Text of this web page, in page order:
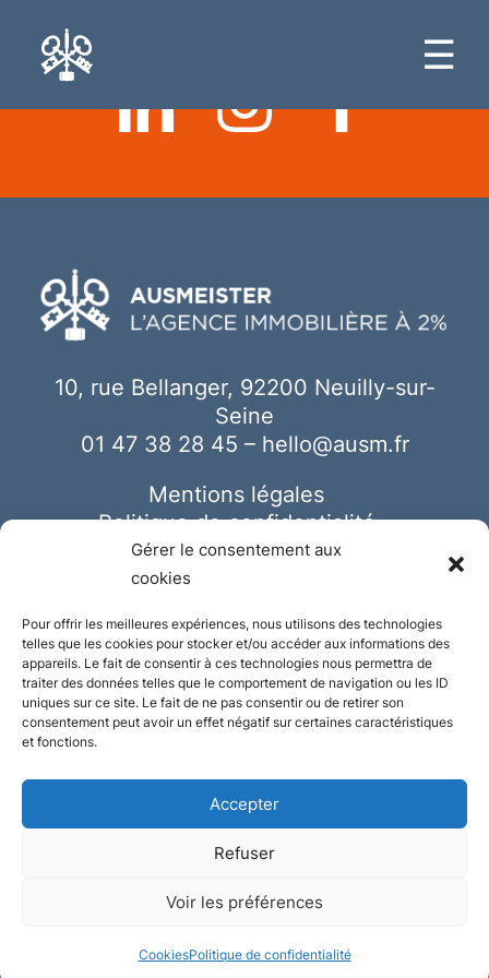
Gérer le consentement aux
cookies
Pour offrir les meilleures expériences, nous utilisons des technologies
telles que les cookies pour stocker et/ou accéder aux informations des
appareils. Le fait de consentir à ces technologies nous permettra de
traiter des données telles que le comportement de navigation ou les ID
uniques sur ce site. Le fait de ne pas consentir ou de retirer son
consentement peut avoir un effet négatif sur certaines caractéristiques
et fonctions.
Accepter
Refuser
Voir les préférences
CookiesPolitique de confidentialité
☰
10, rue Bellanger, 92200 Neuilly-sur-
Seine
01 47 38 28 45 – hello@ausm.fr
Mentions légales
Politique de confidentialité
Cookies
Conception et réalisation :Plate